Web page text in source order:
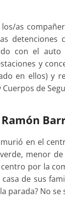
as
con el auto
y
en ellos) y
de
en el
menor
por la
de sus
parada? No se